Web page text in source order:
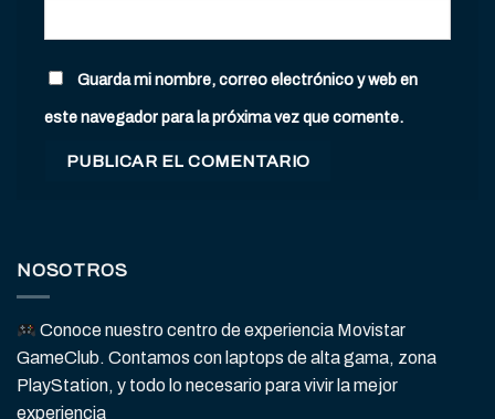
Guarda mi nombre, correo electrónico y web en
este navegador para la próxima vez que comente.
NOSOTROS
Conoce nuestro centro de experiencia Movistar
GameClub. Contamos con laptops de alta gama, zona
PlayStation, y todo lo necesario para vivir la mejor
experiencia